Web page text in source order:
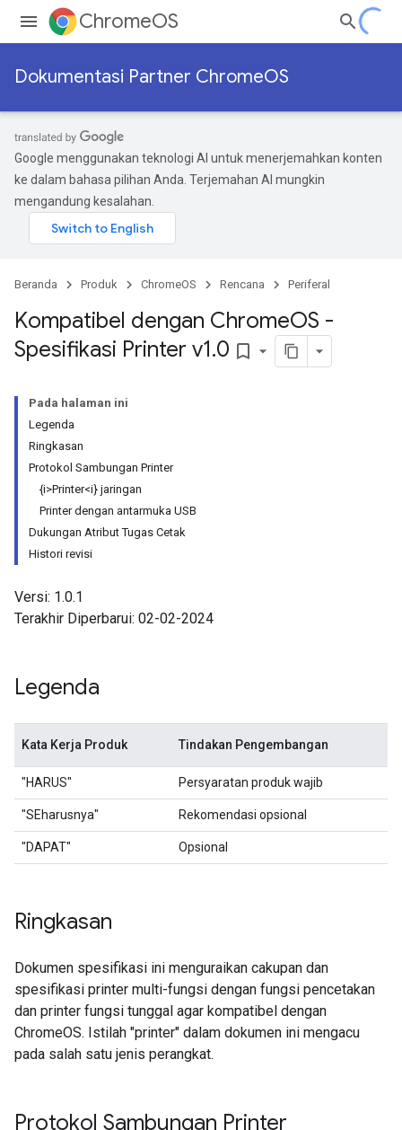
ChromeOS
Dokumentasi Partner ChromeOS
Google menggunakan teknologi AI untuk menerjemahkan konten
ke dalam bahasa pilihan Anda. Terjemahan AI mungkin
mengandung kesalahan.
Beranda Produk ChromeOS Rencana Periferal
Kompatibel dengan ChromeOS -
Spesifikasi Printer v1.0 bookmark_border
Pada halaman ini
Legenda
Ringkasan
Protokol Sambungan Printer
{i>Printer<i} jaringan
Printer dengan antarmuka USB
Dukungan Atribut Tugas Cetak
Histori revisi
Versi: 1.0.1
Terakhir Diperbarui: 02-02-2024
Legenda
Kata Kerja Produk Tindakan Pengembangan
"HARUS" Persyaratan produk wajib
"SEharusnya" Rekomendasi opsional
"DAPAT" Opsional
Ringkasan
Dokumen spesifikasi ini menguraikan cakupan dan
spesifikasi printer multi-fungsi dengan fungsi pencetakan
dan printer fungsi tunggal agar kompatibel dengan
ChromeOS. Istilah "printer" dalam dokumen ini mengacu
pada salah satu jenis perangkat.
Protokol Sambungan Printer